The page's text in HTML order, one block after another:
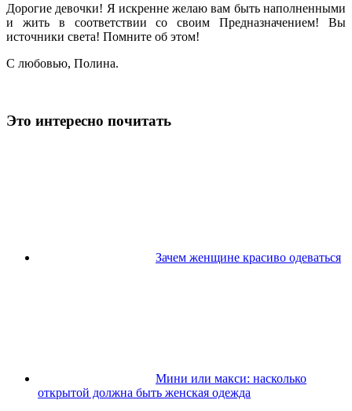
Дорогие девочки! Я искренне желаю вам быть наполненными
и жить в соответствии со своим Предназначением! Вы
источники света! Помните об этом!
С любовью, Полина.
Это интересно почитать
Зачем женщине красиво одеваться
Мини или макси: насколько
открытой должна быть женская одежда